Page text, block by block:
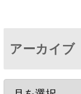
アーカイブ